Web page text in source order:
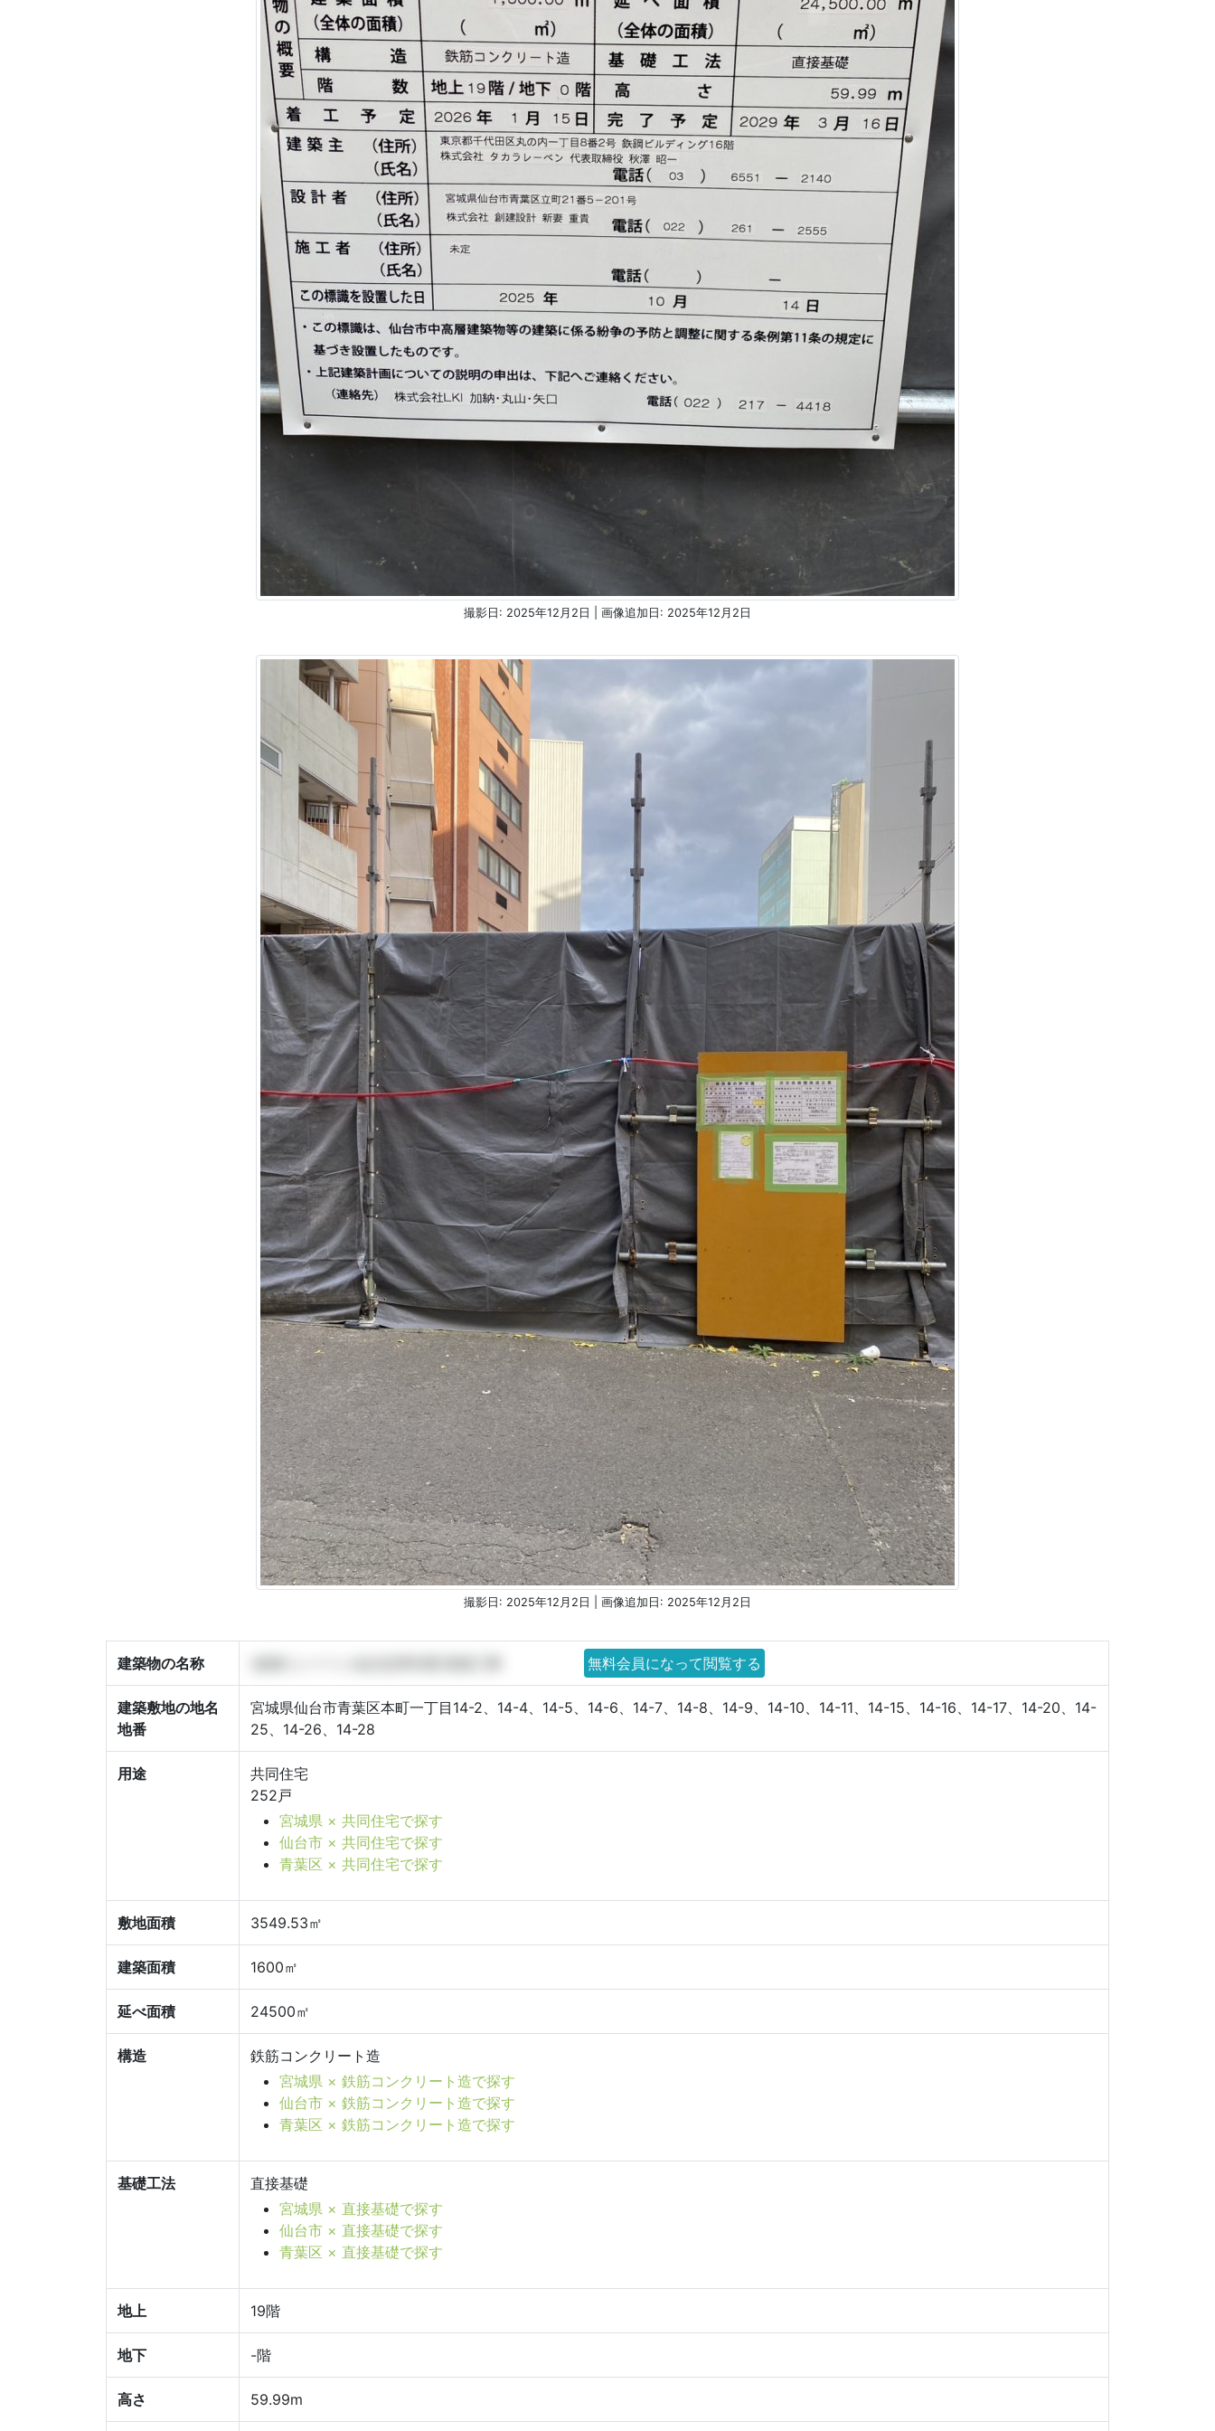
撮影日: 2025年12月2日 | 画像追加日: 2025年12月2日
撮影日: 2025年12月2日 | 画像追加日: 2025年12月2日
建築物の名称 無料会員になって閲覧する
建築敷地の地名
地番
宮城県仙台市青葉区本町一丁目14-2、14-4、14-5、14-6、14-7、14-8、14-9、14-10、14-11、14-15、14-16、14-17、14-20、14-
25、14-26、14-28
用途
共同住宅
252戸
宮城県 × 共同住宅で探す
仙台市 × 共同住宅で探す
青葉区 × 共同住宅で探す
敷地面積 3549.53㎡
建築面積 1600㎡
延べ面積 24500㎡
構造
鉄筋コンクリート造
宮城県 × 鉄筋コンクリート造で探す
仙台市 × 鉄筋コンクリート造で探す
青葉区 × 鉄筋コンクリート造で探す
基礎工法
直接基礎
宮城県 × 直接基礎で探す
仙台市 × 直接基礎で探す
青葉区 × 直接基礎で探す
地上 19階
地下 -階
高さ 59.99m